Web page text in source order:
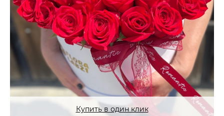
Купить в один клик